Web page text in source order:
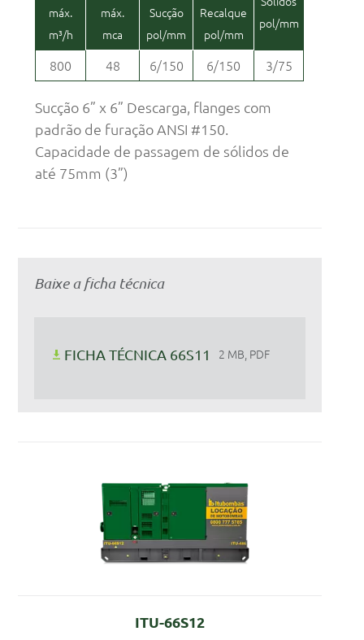
máx.
m³/h
máx.
mca
Sucção
pol/mm
Recalque
pol/mm
pol/mm
800 48 6/150 6/150 3/75
Sucção 6” x 6” Descarga, flanges com
padrão de furação ANSI #150.
Capacidade de passagem de sólidos de
até 75mm (3”)
Baixe a ficha técnica
FICHA TÉCNICA 66S11 2 MB, PDF
ITU-66S12